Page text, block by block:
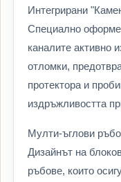
Интегрирани
Специално
каналите активно
отломки,
протектора и
издръжливостта
Мулти-ъглови
Дизайнът на
ръбове, които